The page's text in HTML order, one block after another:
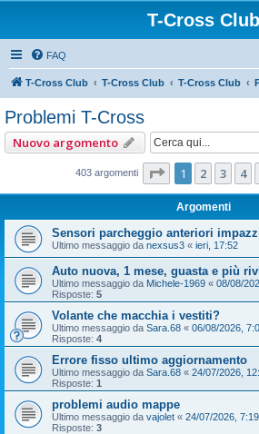
T-Cross Club
FAQ
T-Cross Club T-Cross Club T-Cross Club
Problemi T-Cross
Nuovo argomento
403 argomenti Pagina di 17
1 2 3 4
Argomenti
Sensori parcheggio anteriori
Ultimo messaggio da nexsus3 « ieri, 17:52
Auto nuova, 1 mese, guasta e più
Ultimo messaggio da Michele-1969 « 08/08/
Risposte: 5
Volante che macchia i vestiti?
Ultimo messaggio da Sara.68 « 06/08/2026,
Risposte: 4
Errore fisso ultimo aggiornamento
Ultimo messaggio da Sara.68 « 24/07/2026,
Risposte: 1
problemi audio mappe
Ultimo messaggio da vajolet « 24/07/2026, 7:19
Risposte: 3